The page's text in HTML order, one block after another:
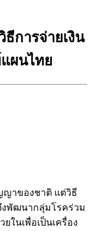
การจ่ายเงิน
ผนไทย
ญาของชาติ แต่วิธี
งพัฒนากลุ่มโรคร่วม
ในเพื่อเป็นเครื่อง